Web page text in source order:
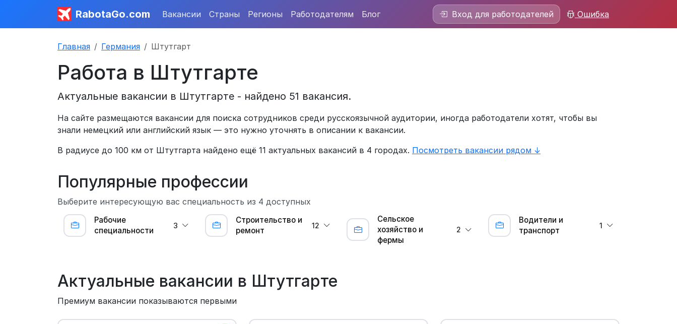
RabotaGo.com Вакансии Страны Регионы Работодателям Блог Вход для работодателей Ошибка
Главная Германия Штутгарт
Работа в Штутгарте
Актуальные вакансии в Штутгарте - найдено 51 вакансия.
На сайте размещаются вакансии для поиска сотрудников среди русскоязычной аудитории, иногда работодатели хотят, чтобы вы
знали немецкий или английский язык — это нужно уточнять в описании к вакансии.
В радиусе до 100 км от Штутгарта найдено ещё 11 актуальных вакансий в 4 городах. Посмотреть вакансии рядом ↓
Популярные профессии
Выберите интересующую вас специальность из 4 доступных
Рабочие
специальности
3
Строительство и
ремонт
12
Сельское
хозяйство и
фермы
2
Водители и
транспорт
1
Актуальные вакансии в Штутгарте
Премиум вакансии показываются первыми